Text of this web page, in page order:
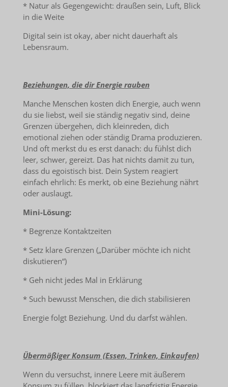
* Natur als Gegengewicht: draußen sein, Luft, Blick
in die Weite
Digital sein ist okay, aber nicht dauerhaft als
Lebensraum.
Beziehungen, die dir Energie rauben
Manche Menschen kosten dich Energie, auch wenn
du sie liebst, weil sie ständig negativ sind, deine
Grenzen übergehen, dich kleinreden, dich
emotional ziehen oder ständig Drama produzieren.
Und oft merkst du es erst danach: du fühlst dich
leer, schwer, gereizt. Das hat nichts damit zu tun,
dass du egoistisch bist. Dein System reagiert
einfach ehrlich: Es merkt, ob eine Beziehung nährt
oder auslaugt.
Mini-Lösung:
* Begrenze Kontaktzeiten
* Setz klare Grenzen („Darüber möchte ich nicht
diskutieren“)
* Geh nicht jedes Mal in Erklärung
* Such bewusst Menschen, die dich stabilisieren
Energie folgt Beziehung. Und du darfst wählen.
Übermäßiger Konsum (Essen, Trinken, Einkaufen)
Wenn du versuchst, innere Leere mit äußerem